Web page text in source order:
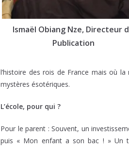
Ismaël Obiang Nze, Directeur
Publication
l’histoire des rois de France mais où
mystères ésotériques.
L’école, pour qui ?
Pour le parent : Souvent, un
puis « Mon enfant a son bac ! » Un